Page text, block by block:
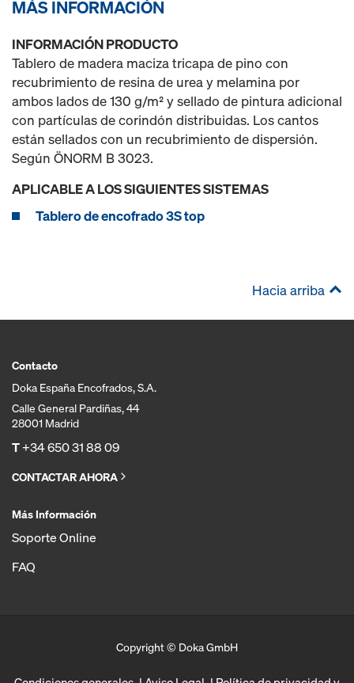
MÁS INFORMACIÓN
INFORMACIÓN PRODUCTO
Tablero de madera maciza tricapa de pino con
recubrimiento de resina de urea y melamina por
ambos lados de 130 g/m² y sellado de pintura adicional
con partículas de corindón distribuidas. Los cantos
están sellados con un recubrimiento de dispersión.
Según ÖNORM B 3023.
APLICABLE A LOS SIGUIENTES SISTEMAS
Tablero de encofrado 3S top
Hacia arriba
Contacto
Doka España Encofrados, S.A.
Calle General Pardiñas, 44
28001 Madrid
T+34 650 31 88 09
CONTACTAR AHORA
Más Información
Soporte Online
FAQ
Copyright © Doka GmbH